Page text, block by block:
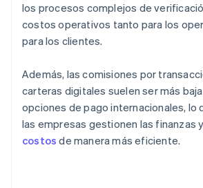
los procesos complejos de
costos operativos tanto para los
para los clientes.
Además, las comisiones por
carteras digitales suelen ser más
opciones de pago internacionales, lo
las empresas gestionen las finanzas y
costos de manera más eficiente.